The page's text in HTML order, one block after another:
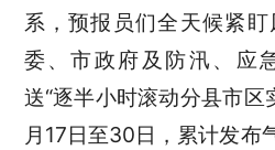
系，预报员们全天候紧
委、市政府及防汛、应
送“逐半小时滚动分县市区
月17日至30日， 累计发布